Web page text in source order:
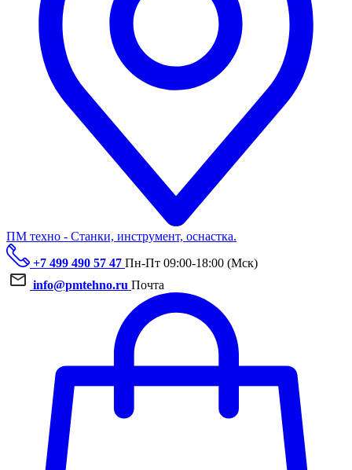
ПМ техно - Станки, инструмент, оснастка.
+7 499 490 57 47 Пн-Пт 09:00-18:00 (Мск)
info@pmtehno.ru Почта